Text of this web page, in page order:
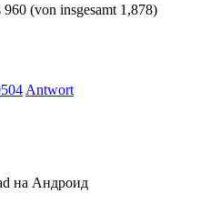
(von insgesamt 1,878)
Antwort
на Андроид